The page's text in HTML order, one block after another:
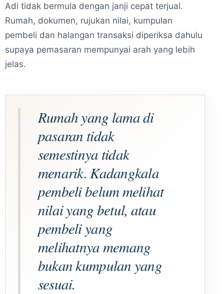
Adi tidak bermula dengan janji cepat terjual.
Rumah, dokumen, rujukan nilai, kumpulan
pembeli dan halangan transaksi diperiksa dahulu
supaya pemasaran mempunyai arah yang lebih
jelas.
Rumah yang lama di
pasaran tidak
semestinya tidak
menarik. Kadangkala
pembeli belum melihat
nilai yang betul, atau
pembeli yang
melihatnya memang
bukan kumpulan yang
sesuai.